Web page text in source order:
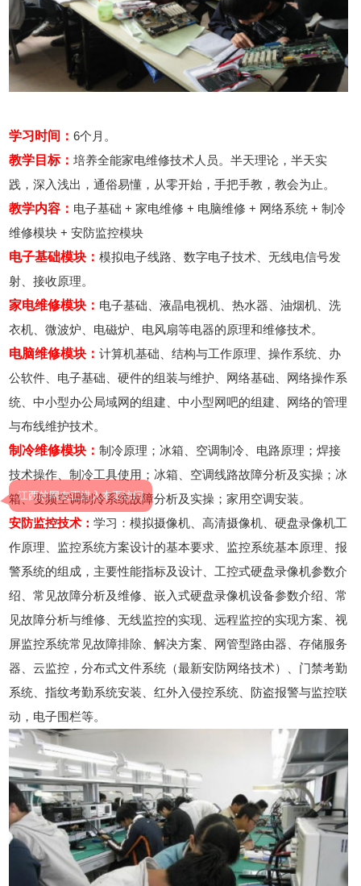
学习时间：6个月。
教学目标：培养全能家电维修技术人员。半天理论，半天实
践，深入浅出，通俗易懂，从零开始，手把手教，教会为止。
教学内容： 电子基础 + 家电维修 + 电脑维修 + 网络系统 + 制冷
维修模块 + 安防监控模块
电子基础模块：模拟电子线路、数字电子技术、无线电信号发
射、接收原理。
家电维修模块： 电子基础、液晶电视机、热水器、油烟机、洗
衣机、微波炉、电磁炉、电风扇等电器的原理和维修技术。
电脑维修模块：计算机基础、结构与工作原理、操作系统、办
公软件、电子基础、硬件的组装与维护、网络基础、网络操作系
统、中小型办公局域网的组建、中小型网吧的组建、网络的管理
与布线维护技术。
制冷维修模块：制冷原理；冰箱、空调制冷、电路原理；焊接
技术操作、制冷工具使用；冰箱、空调线路故障分析及实操；冰
箱、变频空调制冷系统故障分析及实操；家用空调安装。
安防监控技术：学习：模拟摄像机、高清摄像机、硬盘录像机工
作原理、监控系统方案设计的基本要求、监控系统基本原理、报
警系统的组成，主要性能指标及设计、工控式硬盘录像机参数介
绍、常见故障分析及维修、嵌入式硬盘录像机设备参数介绍、常
见故障分析与维修、无线监控的实现、远程监控的实现方案、视
屏监控系统常见故障排除、解决方案、网管型路由器、存储服务
器、云监控，分布式文件系统（最新安防网络技术）、门禁考勤
系统、指纹考勤系统安装、红外入侵控系统、防盗报警与监控联
动，电子围栏等。
江西的网友正进入本页访问